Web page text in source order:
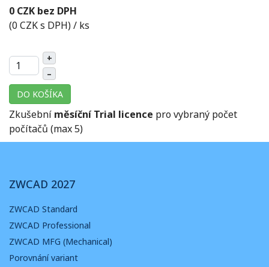
0 CZK bez DPH
(0 CZK s DPH)/ ks
+
–
DO KOŠÍKA
Zkušební měsíční Trial licence pro vybraný počet
počítačů (max 5)
ZWCAD 2027
ZWCAD Standard
ZWCAD Professional
ZWCAD MFG (Mechanical)
Porovnání variant